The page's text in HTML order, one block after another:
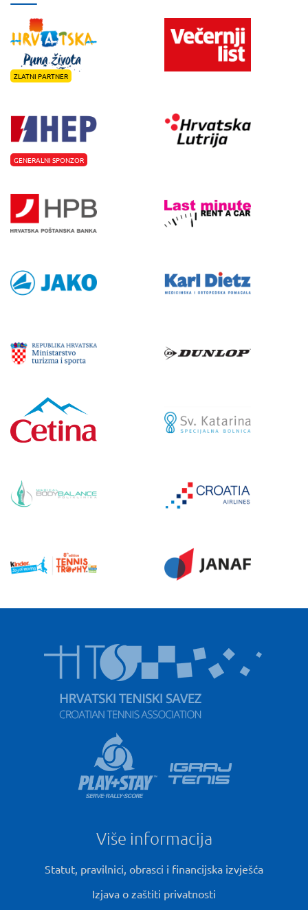
ZLATNI PARTNER
GENERALNI SPONZOR
Više informacija
Statut, pravilnici, obrasci i financijska izvješća
Izjava o zaštiti privatnosti